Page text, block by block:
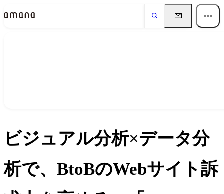
ビジュアル分析×データ分
析で、BtoBのWebサイト訴